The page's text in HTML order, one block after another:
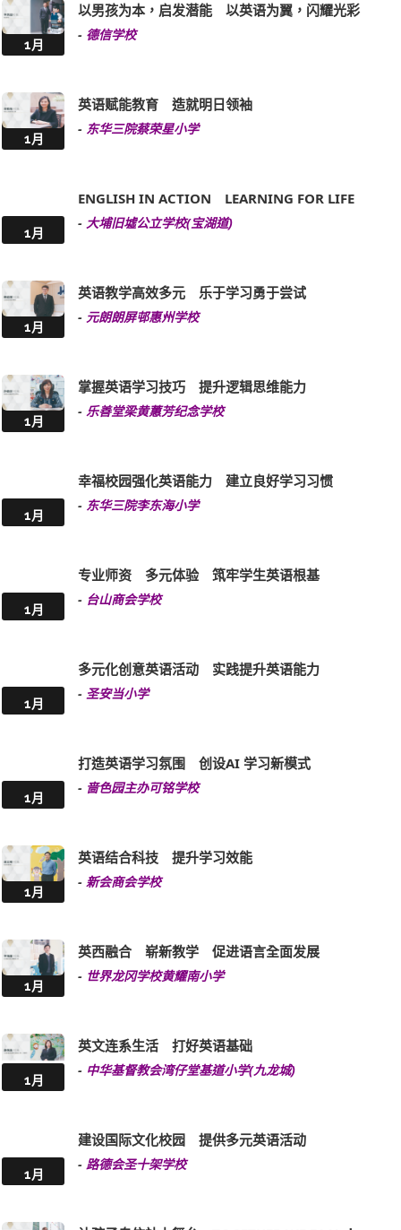
1月
以男孩为本，启发潜能 以英语为翼，闪耀光彩
- 德信学校
1月
英语赋能教育 造就明日领袖
- 东华三院蔡荣星小学
1月
ENGLISH IN ACTION LEARNING FOR LIFE
- 大埔旧墟公立学校(宝湖道)
1月
英语教学高效多元 乐于学习勇于尝试
- 元朗朗屏邨惠州学校
1月
掌握英语学习技巧 提升逻辑思维能力
- 乐善堂梁黄蕙芳纪念学校
1月
幸福校园强化英语能力 建立良好学习习惯
- 东华三院李东海小学
1月
专业师资 多元体验 筑牢学生英语根基
- 台山商会学校
1月
多元化创意英语活动 实践提升英语能力
- 圣安当小学
1月
打造英语学习氛围 创设AI 学习新模式
- 啬色园主办可铭学校
1月
英语结合科技 提升学习效能
- 新会商会学校
1月
英西融合 崭新教学 促进语言全面发展
- 世界龙冈学校黄耀南小学
1月
英文连系生活 打好英语基础
- 中华基督教会湾仔堂基道小学(九龙城)
1月
建设国际文化校园 提供多元英语活动
- 路德会圣十架学校